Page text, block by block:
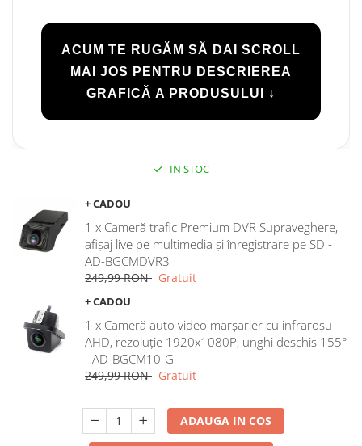
ACUM TE RUGĂM SĂ DAI SCROLL
MAI JOS PENTRU DESCRIEREA
GRAFICĂ A PRODUSULUI ↓
IN STOC
+ CADOU
1 x Cameră trafic Premium DVR Supraveghere,
afișaj live pe multimedia și înregistrare pe SD -
AD-BGCMDVR3
249,99 RON Gratuit
+ CADOU
1 x Cameră auto video marșarier cu infraroșu
AHD, rezoluție 1920x1080P, unghi deschis 155°
- AD-BGCM10-G
249,99 RON Gratuit
ADAUGA IN COS